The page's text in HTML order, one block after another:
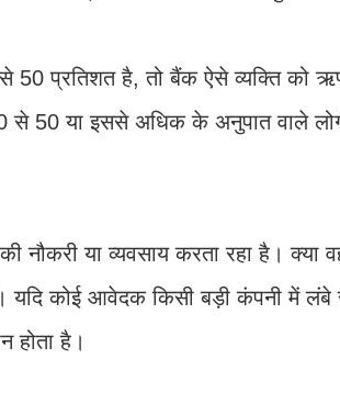
50 प्रतिशत है, तो बैंक ऐसे व्यक्ति को
से 50 या इससे अधिक के अनुपात वाले
नौकरी या व्यवसाय करता रहा है। क्या
यदि कोई आवेदक किसी बड़ी कंपनी में
होता है।